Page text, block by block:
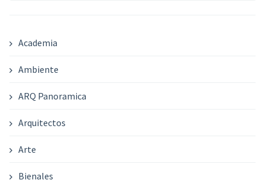
Academia
Ambiente
ARQ Panoramica
Arquitectos
Arte
Bienales